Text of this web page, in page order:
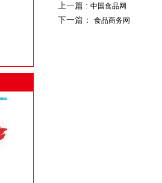
上一篇 : 中国食品网
下一篇： 食品商务网